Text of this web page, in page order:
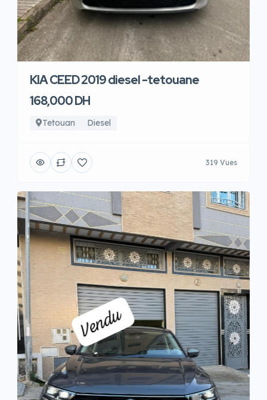
KIA CEED 2019 diesel -tetouane
168,000 DH
Tetouan Diesel
319 Vues